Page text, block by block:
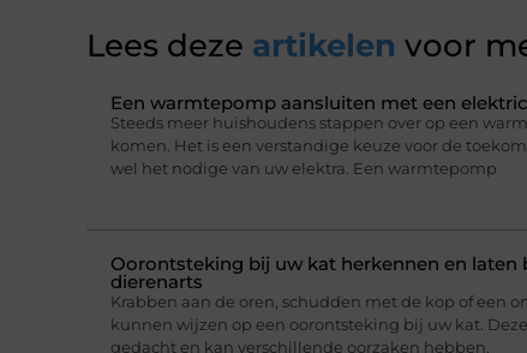
Lees deze artikelen voor
Een warmtepomp aansluiten met een
Steeds meer huishoudens stappen over op een
komen. Het is een verstandige keuze voor de
wel het nodige van uw elektra. Een warmtepomp
Oorontsteking bij uw kat herkennen en laten
dierenarts
Krabben aan de oren, schudden met de kop of een
kunnen wijzen op een oorontsteking bij uw kat.
gedacht en kan verschillende oorzaken hebben,